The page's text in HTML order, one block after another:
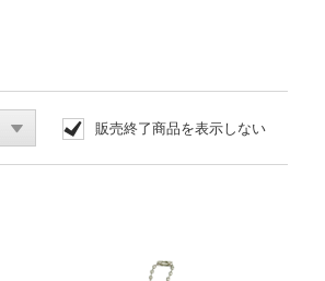
販売終了商品を表示しない